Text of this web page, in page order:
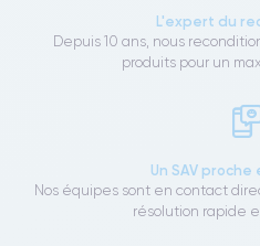
L'expert du
Depuis 10 ans, nous
produits pour un
Un SAV
Nos équipes sont en contact
résolution rapide